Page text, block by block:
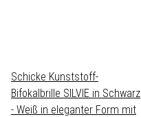
Schicke Kunststoff-
Bifokalbrille SILVIE in Schwarz
- Weiß in eleganter Form mit